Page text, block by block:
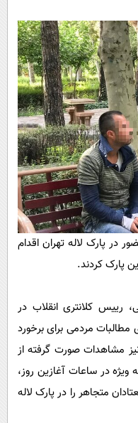
در پارک لاله تهران اقدام
پارک کردند.
رییس کلانتری انقلاب در
مردمی برای برخورد
مشاهدات صورت گرفته از
ویژه در ساعات آغازین روز،
متجاهر را در پارک لاله